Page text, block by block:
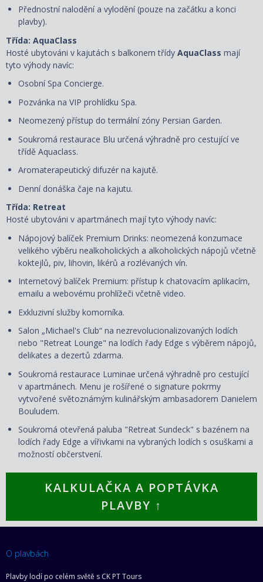
Přednostní nalodění a vylodění (pouze na začátku a konci
plavby).
Třída: AquaClass
Hosté ubytováni v kajutách s balkonem třídy AquaClass mají
tyto výhody navíc:
Osobní Spa Concierge.
Pozvánka na VIP prohlídku Spa.
Neomezený přístup do termální zóny Persian Garden.
Soukromá restaurace Blu určená výhradně pro cestující ve
třídě Aquaclass.
Aromaterapeutický difuzér na kajutě.
Denní donáška čaje na kajutu.
Třída: Retreat
Hosté ubytováni v apartmánech mají tyto výhody navíc:
Nápojový balíček Premium Drinks: neomezená konzumace
velikého výběru nealkoholických a alkoholických nápojů včetně
koktejlů, piv, lihovin, likérů a rozlévaných vín.
Internetový balíček Premium: přístup k chatovacím aplikacím,
emailu a webovému prohlížeči včetně video.
Exkluzivní služby komorníka.
Salon „Michael's Club“ na nezrevolucionalizovaných lodích
nebo "Retreat Lounge" na lodích řady Edge s výběrem nápojů,
delikates a dezertů zdarma.
Soukromá restaurace Luminae určená výhradně pro cestující
v apartmánech. Menu je rošířené o signature pokrmy
vytvořené světoznámým kulinářským ambasadorem Danielem
Bouludem.
Soukromá otevřená paluba "Retreat Sundeck" s bazénem na
lodích řady Edge a vířivkami na vybraných lodích s osuškami a
možností občerstvení.
KALKULAČKA A POPTÁVKA
PLAVBY ↑
O plavbách
Plavby lodí po celém světě s CK PT Tours